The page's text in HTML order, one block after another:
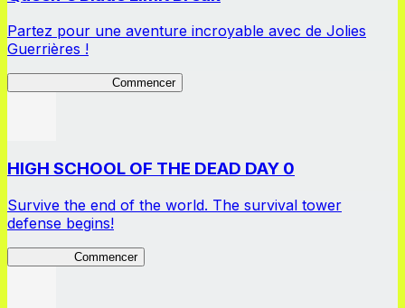
Partez pour une aventure incroyable avec de Jolies
Guerrières !
Commencer
HIGH SCHOOL OF THE DEAD DAY 0
Survive the end of the world. The survival tower
defense begins!
Commencer